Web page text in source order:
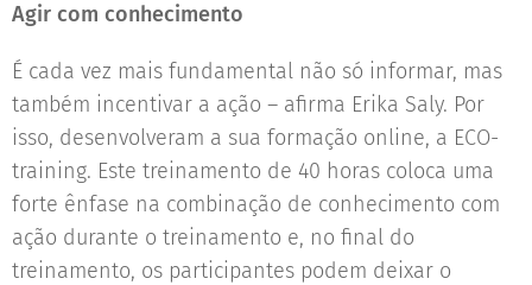
Agir com conhecimento
É cada vez mais fundamental não só informar, mas
também incentivar a ação – afirma Erika Saly. Por
isso, desenvolveram a sua formação online, a ECO-
training. Este treinamento de 40 horas coloca uma
forte ênfase na combinação de conhecimento com
ação durante o treinamento e, no final do
treinamento, os participantes podem deixar o